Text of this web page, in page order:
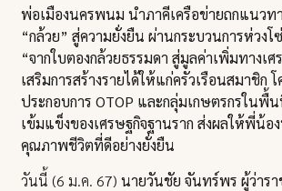
พ่อเมืองนครพนม นำภาคีเครือข่ายถกแนวท
“กล้วย” สู่ความยั่งยืน ผ่านกระบวนการห่วงโ
“จากใบตองกล้วยธรรมดา สู่มูลค่าเพิ่มทางเศ
เสริมการสร้างรายได้ให้แก่ครัวเรือนสมาชิก
ประกอบการ OTOP และกลุ่มเกษตรกรในพื้น
เข้มแข็งของเศรษฐกิจฐานราก ส่งผลให้พี่น้อ
คุณภาพชีวิตที่ดีอย่างยั่งยืน
วันนี้ (6 ม.ค. 67) นายวันชัย จันทร์พร ผู้ว่ารา